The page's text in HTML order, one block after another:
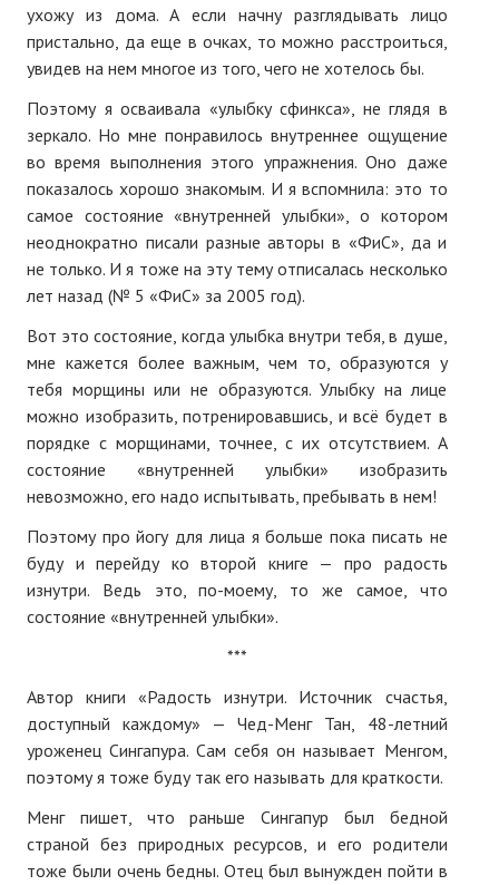
Наложенный платеж
Подписка 2026
Подписка онлайн на печатную версию
ТАКОВА СПОРТИВНАЯ ЖИЗНЬ
КОНТАКТЫ
ТЕКУЩИЙ №
ухожу из дома. А если начну разглядывать лицо
пристально, да еще в очках, то можно расстроиться,
увидев на нем многое из того, чего не хотелось бы.
Поэтому я осваивала «улыбку сфинкса», не глядя в
зеркало. Но мне понравилось внутреннее ощущение
во время выполнения этого упражнения. Оно даже
показалось хорошо знакомым. И я вспомнила: это то
самое состояние «внутренней улыбки», о котором
неоднократно писали разные авторы в «ФиС», да и
не только. И я тоже на эту тему отписалась несколько
лет назад (№ 5 «ФиС» за 2005 год).
Вот это состояние, когда улыбка внутри тебя, в душе,
мне кажется более важным, чем то, образуются у
тебя морщины или не образуются. Улыбку на лице
можно изобразить, потренировавшись, и всё будет в
порядке с морщинами, точнее, с их отсутствием. А
состояние «внутренней улыбки» изобразить
невозможно, его надо испытывать, пребывать в нем!
Поэтому про йогу для лица я больше пока писать не
буду и перейду ко второй книге — про радость
изнутри. Ведь это, по-моему, то же самое, что
состояние «внутренней улыбки».
***
Автор книги «Радость изнутри. Источник счастья,
доступный каждому» — Чед-Менг Тан, 48-летний
уроженец Сингапура. Сам себя он называет Менгом,
поэтому я тоже буду так его называть для краткости.
Менг пишет, что раньше Сингапур был бедной
страной без природных ресурсов, и его родители
тоже были очень бедны. Отец был вынужден пойти в